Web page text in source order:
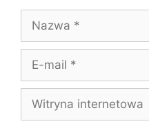
mail
internetowa